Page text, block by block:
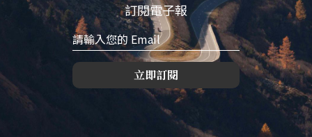
訂閱電子報
立即訂閱